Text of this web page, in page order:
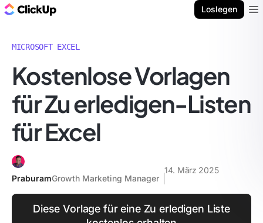
Loslegen
MICROSOFT EXCEL
Kostenlose Vorlagen
für Zu erledigen-Listen
für Excel
PraburamGrowth Marketing Manager
14. März 2025
Diese Vorlage für eine Zu erledigen Liste